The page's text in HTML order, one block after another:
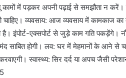
में पड़कर अपनी पढ़ाई से समझौता न करें।
चाहिए। व्यवसाय: आज व्यवसाय में कामकाज
इंपोर्ट-एक्सपोर्ट से जुड़े काम गति पकड़ेंगे।
साबित होगी। लव: घर में मेहमानों के आने से
स्वास्थ्य: सिर दर्द या अपच जैसी